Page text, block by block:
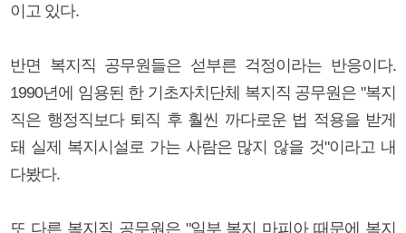
이고 있다.
반면 복지직 공무원들은 섣부른 걱정이라는 반응이다.
1990년에 임용된 한 기초자치단체 복지직 공무원은 "복지
직은 행정직보다 퇴직 후 훨씬 까다로운 법 적용을 받게
돼 실제 복지시설로 가는 사람은 많지 않을 것"이라고 내
다봤다.
또 다른 복지직 공무원은 "일부 복지 마피아 때문에 복지